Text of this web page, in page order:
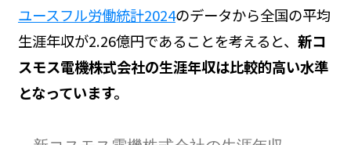
ユースフル労働統計2024のデータから全国の平均
生涯年収が2.26億円であることを考えると、 新コ
スモス電機株式会社の生涯年収は比較的高い水準
となっています。